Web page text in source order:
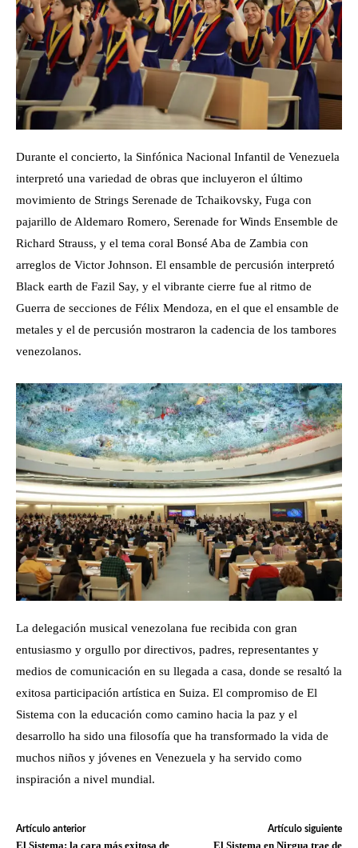
Durante el concierto, la Sinfónica Nacional Infantil de Venezuela
interpretó una variedad de obras que incluyeron el último
movimiento de Strings Serenade de Tchaikovsky, Fuga con
pajarillo de Aldemaro Romero, Serenade for Winds Ensemble de
Richard Strauss, y el tema coral Bonsé Aba de Zambia con
arreglos de Victor Johnson. El ensamble de percusión interpretó
Black earth de Fazil Say, y el vibrante cierre fue al ritmo de
Guerra de secciones de Félix Mendoza, en el que el ensamble de
metales y el de percusión mostraron la cadencia de los tambores
venezolanos.
La delegación musical venezolana fue recibida con gran
entusiasmo y orgullo por directivos, padres, representantes y
medios de comunicación en su llegada a casa, donde se resaltó la
exitosa participación artística en Suiza. El compromiso de El
Sistema con la educación como camino hacia la paz y el
desarrollo ha sido una filosofía que ha transformado la vida de
muchos niños y jóvenes en Venezuela y ha servido como
inspiración a nivel mundial.
Artículo anterior
El Sistema: la cara más exitosa de
Artículo siguiente
El Sistema en Nirgua trae de